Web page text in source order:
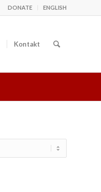
DONATE ENGLISH
Kontakt